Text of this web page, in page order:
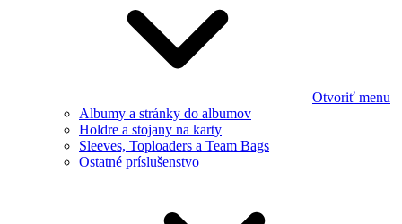
Otvoriť menu
Albumy a stránky do albumov
Holdre a stojany na karty
Sleeves, Toploaders a Team Bags
Ostatné príslušenstvo